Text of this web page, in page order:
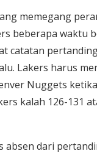
memegang
beberapa waktu
catatan
Lakers harus
Nuggets
kalah 126-131
absen dari